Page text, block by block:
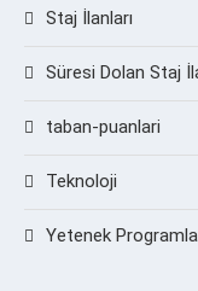
Staj İlanları
Süresi Dolan Staj
taban-puanlari
Teknoloji
Yetenek